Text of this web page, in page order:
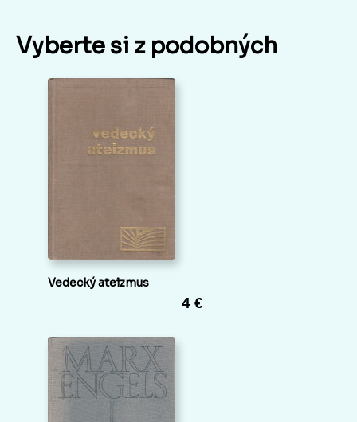
Vyberte si z podobných
Vedecký ateizmus
4 €